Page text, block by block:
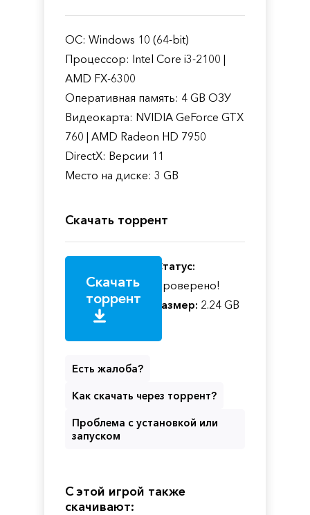
ОС: Windows 10 (64-bit)
Процессор: Intel Core i3-2100 |
AMD FX-6300
Оперативная память: 4 GB ОЗУ
Видеокарта: NVIDIA GeForce GTX
760 | AMD Radeon HD 7950
DirectX: Версии 11
Место на диске: 3 GB
Скачать торрент
Скачать
торрент
Статус:
Проверено!
Размер: 2.24 GB
Есть жалоба?
Как скачать через торрент?
Проблема с установкой или
запуском
С этой игрой также
скачивают: